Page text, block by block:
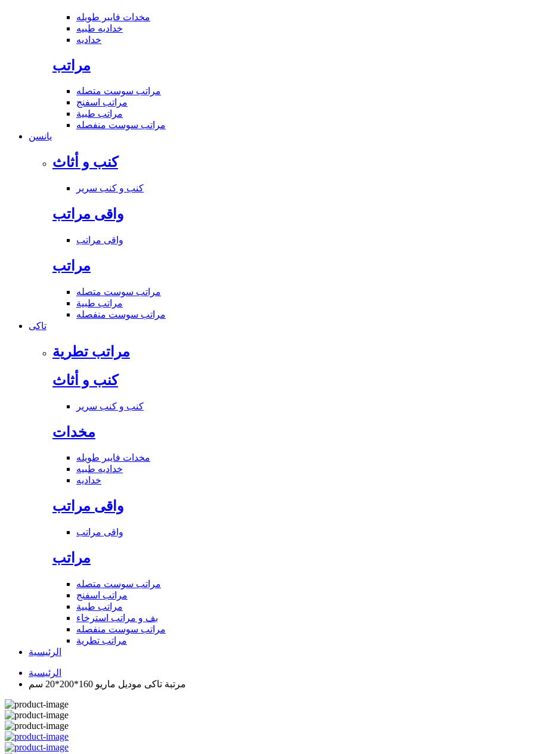
مخدات فايبر طويله
خداديه طبيه
خداديه
مراتب
مراتب سوست متصله
مراتب اسفنج
مراتب طبية
مراتب سوست منفصله
يانسن
كنب و أثاث
كنب و كنب سرير
واقى مراتب
واقى مراتب
مراتب
مراتب سوست متصله
مراتب طبية
مراتب سوست منفصله
تاكى
مراتب تطرية
كنب و أثاث
كنب و كنب سرير
مخدات
مخدات فايبر طويله
خداديه طبيه
خداديه
واقى مراتب
واقى مراتب
مراتب
مراتب سوست متصله
مراتب اسفنج
مراتب طبية
بف و مراتب استرخاء
مراتب سوست منفصله
مراتب تطرية
الرئيسية
الرئيسية
مرتبة تاكى موديل ماريو 160*200*20 سم